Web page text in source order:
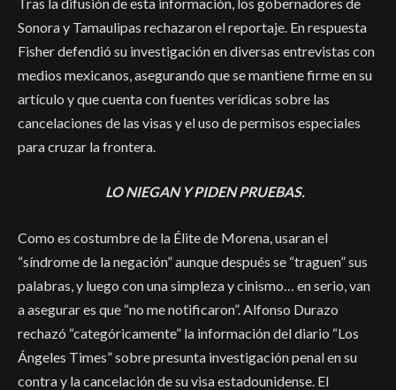
Sonora y Tamaulipas rechazaron el reportaje. En respuesta
Fisher defendió su investigación en diversas entrevistas con
medios mexicanos, asegurando que se mantiene firme en su
artículo y que cuenta con fuentes verídicas sobre las
cancelaciones de las visas y el uso de permisos especiales
para cruzar la frontera.
LO NIEGAN Y PIDEN PRUEBAS.
Como es costumbre de la Élite de Morena, usaran el
“síndrome de la negación” aunque después se “traguen” sus
palabras, y luego con una simpleza y cinismo… en serio, van
a asegurar es que “no me notificaron”. Alfonso Durazo
rechazó “categóricamente” la información del diario “Los
Ángeles Times” sobre presunta investigación penal en su
contra y la cancelación de su visa estadounidense. El